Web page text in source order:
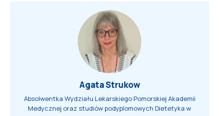
Agata Strukow
Absolwentka Wydziału Lekarskiego Pomorskiej Akademii
Medycznej oraz studiów podyplomowych Dietetyka w